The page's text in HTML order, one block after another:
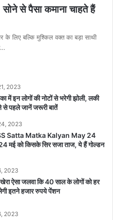
से पैसा कमाना चाहते हैं
के लिए बल्कि मुश्किल वक्त का बड़ा साथी
2023
में इन लोगों की नोटों से भरेगी झोली, लकी
से पहले जानें जरूरी बातें
2023
Satta Matka Kalyan May 24
मई को किसके सिर सजा ताज, ये हैं गोल्डन
2023
ऐसा जलवा कि 40 साल के लोगों को हर
इतने हजार रुपये पेंशन
2023